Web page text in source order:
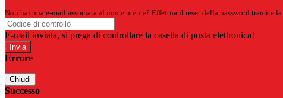
Non hai una e-mail associata al nome utente? Effettua il reset della password tramite la
E-mail inviata, si prega di controllare la casella di posta elettronica!
Errore
Chiudi
Successo